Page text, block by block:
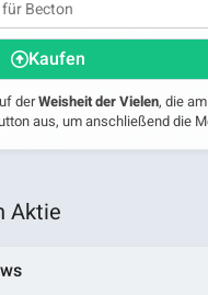
Kaufen
derWeisheit der Vielen, die
aus, um anschließend die
Aktie